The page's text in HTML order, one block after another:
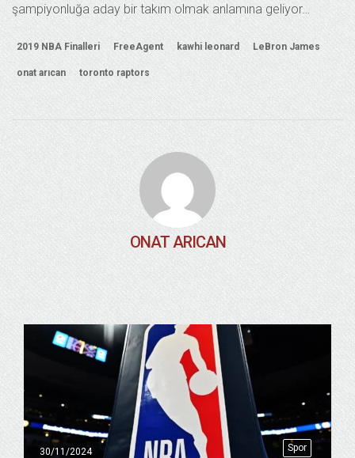
şampiyonluğa aday bir takım olmak anlamına geliyor…
2019 NBA Finalleri FreeAgent kawhi leonard LeBron James
onat arıcan toronto raptors
ONAT ARICAN
Spor
30/11/2024